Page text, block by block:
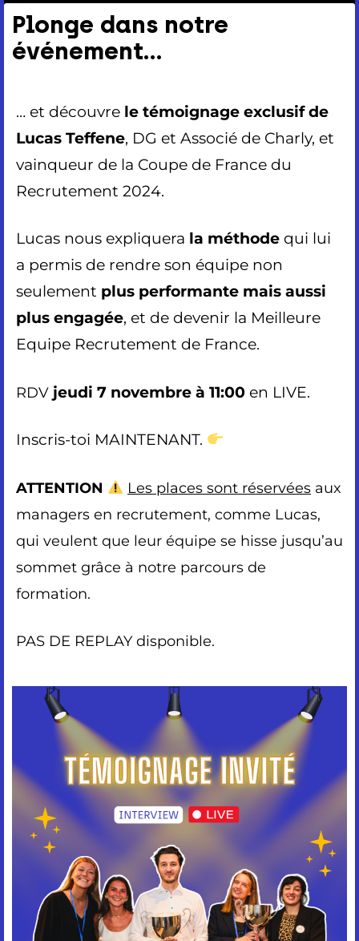
Plonge dans notre
événement...
… et découvre le témoignage exclusif de
Lucas Teffene, DG et Associé de Charly, et
vainqueur de la Coupe de France du
Recrutement 2024.
Lucas nous expliquera la méthode qui lui
a permis de rendre son équipe non
seulement plus performante mais aussi
plus engagée, et de devenir la Meilleure
Equipe Recrutement de France.
RDV jeudi 7 novembre à 11:00 en LIVE.
Inscris-toi MAINTENANT.
ATTENTION Les places sont réservées aux
managers en recrutement, comme Lucas,
qui veulent que leur équipe se hisse jusqu’au
sommet grâce à notre parcours de
formation.
PAS DE REPLAY disponible.